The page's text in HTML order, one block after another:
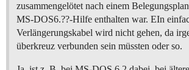
zusammengelötet nach einem
MS-DOS6.??-Hilfe enthalten war. EIn
Verlängerungskabel wird nicht gehen, da
überkreuz verbunden sein müssten oder so.